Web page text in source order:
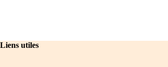
Liens utiles